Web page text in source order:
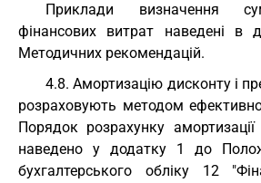
Приклади визначення
фінансових витрат наведені
Методичних рекомендацій.
4.8. Амортизацію дисконту і
розраховують методом
Порядок розрахунку амортизації
наведено у додатку 1 до
бухгалтерського обліку 12